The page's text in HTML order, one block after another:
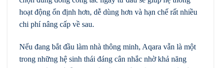
hoạt động ổn định hơn, dễ dùng hơn và hạn chế rất nhiều
chi phí nâng cấp về sau.
Nếu đang bắt đầu làm nhà thông minh, Aqara vẫn là một
trong những hệ sinh thái đáng cân nhắc nhờ khả năng